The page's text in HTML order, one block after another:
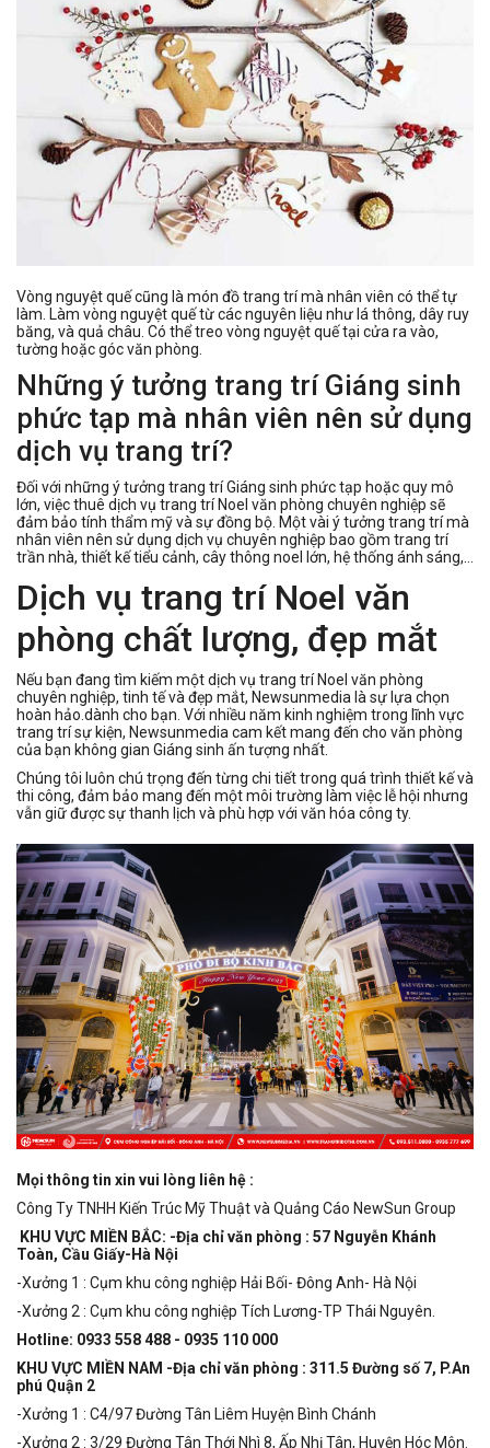
Vòng nguyệt quế cũng là món đồ trang trí mà nhân viên có thể tự
làm. Làm vòng nguyệt quế từ các nguyên liệu như lá thông, dây ruy
băng, và quả châu. Có thể treo vòng nguyệt quế tại cửa ra vào,
tường hoặc góc văn phòng.
Những ý tưởng trang trí Giáng sinh
phức tạp mà nhân viên nên sử dụng
dịch vụ trang trí?
Đối với những ý tưởng trang trí Giáng sinh phức tạp hoặc quy mô
lớn, việc thuê dịch vụ trang trí Noel văn phòng chuyên nghiệp sẽ
đảm bảo tính thẩm mỹ và sự đồng bộ. Một vài ý tưởng trang trí mà
nhân viên nên sử dụng dịch vụ chuyên nghiệp bao gồm trang trí
trần nhà, thiết kế tiểu cảnh, cây thông noel lớn, hệ thống ánh sáng,...
Dịch vụ trang trí Noel văn
phòng chất lượng, đẹp mắt
Nếu bạn đang tìm kiếm một dịch vụ trang trí Noel văn phòng
chuyên nghiệp, tinh tế và đẹp mắt, Newsunmedia là sự lựa chọn
hoàn hảo.dành cho bạn. Với nhiều năm kinh nghiệm trong lĩnh vực
trang trí sự kiện, Newsunmedia cam kết mang đến cho văn phòng
của bạn không gian Giáng sinh ấn tượng nhất.
Chúng tôi luôn chú trọng đến từng chi tiết trong quá trình thiết kế và
thi công, đảm bảo mang đến một môi trường làm việc lễ hội nhưng
vẫn giữ được sự thanh lịch và phù hợp với văn hóa công ty.
Mọi thông tin xin vui lòng liên hệ :
Công Ty TNHH Kiến Trúc Mỹ Thuật và Quảng Cáo NewSun Group
KHU VỰC MIỀN BẮC: -Địa chỉ văn phòng : 57 Nguyễn Khánh
Toàn, Cầu Giấy-Hà Nội
-Xưởng 1 : Cụm khu công nghiệp Hải Bối- Đông Anh- Hà Nội
-Xưởng 2 : Cụm khu công nghiệp Tích Lương-TP Thái Nguyên.
Hotline: 0933 558 488 - 0935 110 000
KHU VỰC MIỀN NAM -Địa chỉ văn phòng : 311.5 Đường số 7, P.An
phú Quận 2
-Xưởng 1 : C4/97 Đường Tân Liêm Huyện Bình Chánh
-Xưởng 2 : 3/29 Đường Tân Thới Nhì 8, Ấp Nhị Tân, Huyện Hóc Môn.